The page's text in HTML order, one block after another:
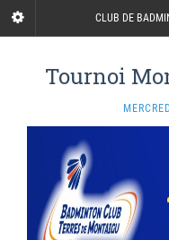
CLUB DE
Tournoi